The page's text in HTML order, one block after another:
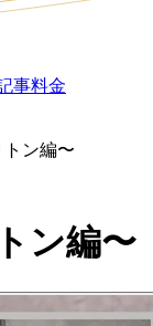
事料金
トン編〜
ン編〜